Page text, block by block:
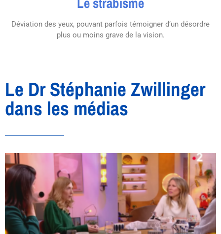
Déviation des yeux, pouvant parfois témoigner d’un désordre
plus ou moins grave de la vision.
Le Dr Stéphanie Zwillinger
dans les médias